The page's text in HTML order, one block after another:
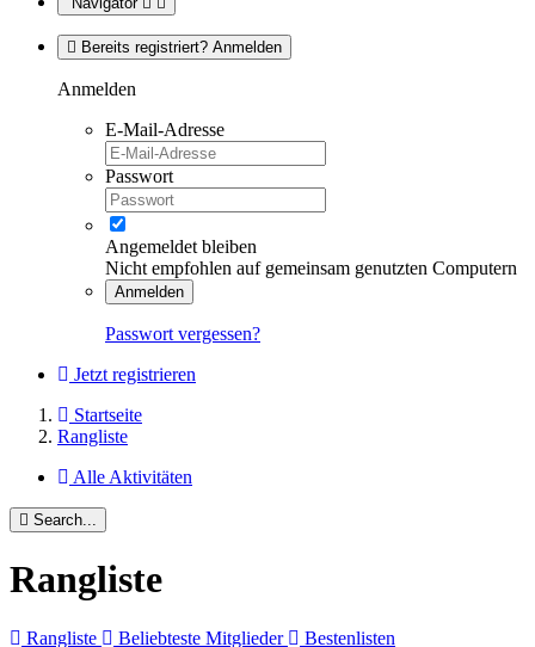
Bereits registriert? Anmelden
Anmelden
E-Mail-Adresse
Passwort
Angemeldet bleiben
Nicht empfohlen auf gemeinsam genutzten Computern
Anmelden
Passwort vergessen?
Jetzt registrieren
Startseite
Rangliste
Alle Aktivitäten
Search...
Rangliste
Rangliste Beliebteste Mitglieder Bestenlisten